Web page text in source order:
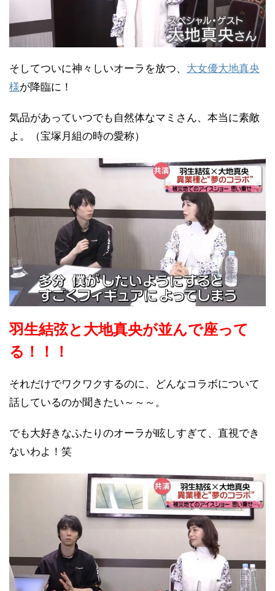
そしてついに神々しいオーラを放つ、 大女優大地真央
様が降臨に！
気品があっていつでも自然体なマミさん、本当に素敵
よ。（宝塚月組の時の愛称）
羽生結弦と大地真央が並んで座って
る！！！
それだけでワクワクするのに、どんなコラボについて
話しているのか聞きたい～～～。
でも大好きなふたりのオーラが眩しすぎて、直視でき
ないわよ！笑